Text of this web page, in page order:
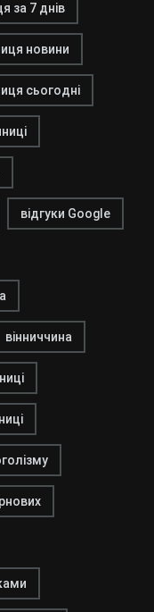
за 7 днів
новини
сьогодні
відгуки Google
вінниччина